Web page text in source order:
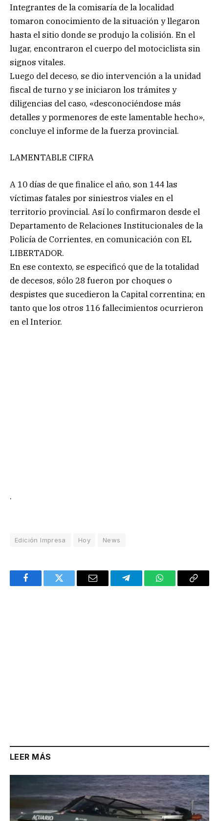
Integrantes de la comisaría de la localidad
tomaron conocimiento de la situación y llegaron
hasta el sitio donde se produjo la colisión. En el
lugar, encontraron el cuerpo del motociclista sin
signos vitales.
Luego del deceso, se dio intervención a la unidad
fiscal de turno y se iniciaron los trámites y
diligencias del caso, «desconociéndose más
detalles y pormenores de este lamentable hecho»,
concluye el informe de la fuerza provincial.
LAMENTABLE CIFRA
A 10 días de que finalice el año, son 144 las
víctimas fatales por siniestros viales en el
territorio provincial. Así lo confirmaron desde el
Departamento de Relaciones Institucionales de la
Policía de Corrientes, en comunicación con EL
LIBERTADOR.
En ese contexto, se especificó que de la totalidad
de decesos, sólo 28 fueron por choques o
despistes que sucedieron la Capital correntina; en
tanto que los otros 116 fallecimientos ocurrieron
en el Interior.
.
Edición Impresa Hoy News
FacebookTwitter Email TelegramWhatsAppCopy
LEER MÁS